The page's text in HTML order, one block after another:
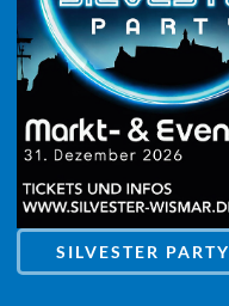
SILVESTER PARTY